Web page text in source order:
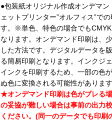
●包装紙オリジナル作成オンデマ
ェットプリンター”オルフィス”で
す。※単色、特色の場合でも
なります。オンデマンド印刷は、
した方法です。デジタルデータを
る簡易印刷となります。インクジ
インクを印刷するため、一部の色
ぬ色に変換される可能性があります
★オンデマンド印刷は色がブレる
の妥協が難しい場合は事前の出力
ください。(同一のデータでも印刷